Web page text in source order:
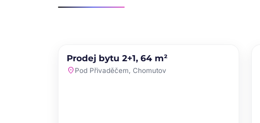
PRODEJ NOVINKA
Prodej bytu 2+1, 64 m²
location_onPod Přivaděčem, Chomutov